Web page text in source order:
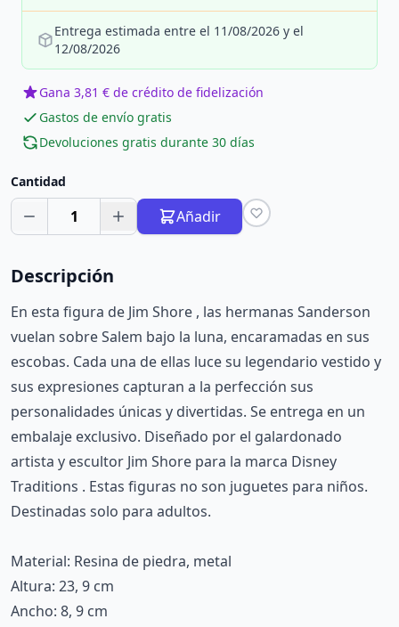
Entrega estimada entre el 11/08/2026 y el
12/08/2026
Gana 3,81 € de crédito de fidelización
Gastos de envío gratis
Devoluciones gratis durante 30 días
Cantidad
1 Añadir
Descripción
En esta figura de Jim Shore , las hermanas Sanderson
vuelan sobre Salem bajo la luna, encaramadas en sus
escobas. Cada una de ellas luce su legendario vestido y
sus expresiones capturan a la perfección sus
personalidades únicas y divertidas. Se entrega en un
embalaje exclusivo. Diseñado por el galardonado
artista y escultor Jim Shore para la marca Disney
Traditions . Estas figuras no son juguetes para niños.
Destinadas solo para adultos.
Material: Resina de piedra, metal
Altura: 23, 9 cm
Ancho: 8, 9 cm